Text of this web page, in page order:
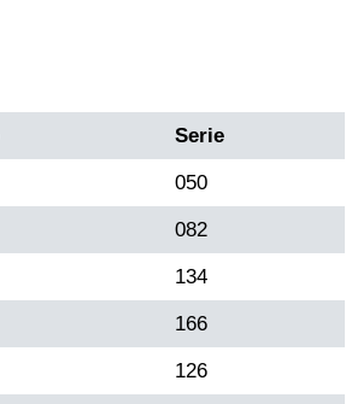
Serie
050
082
134
166
126